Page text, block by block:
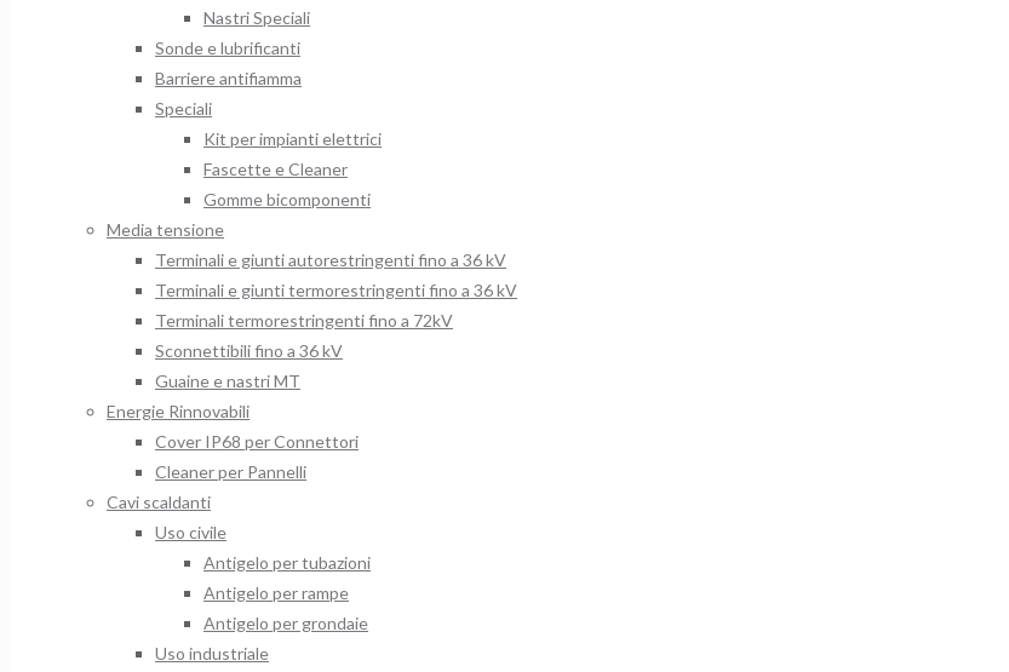
Nastri Speciali
Sonde e lubrificanti
Barriere antifiamma
Speciali
Kit per impianti elettrici
Fascette e Cleaner
Gomme bicomponenti
Media tensione
Terminali e giunti autorestringenti fino a 36 kV
Terminali e giunti termorestringenti fino a 36 kV
Terminali termorestringenti fino a 72kV
Sconnettibili fino a 36 kV
Guaine e nastri MT
Energie Rinnovabili
Cover IP68 per Connettori
Cleaner per Pannelli
Cavi scaldanti
Uso civile
Antigelo per tubazioni
Antigelo per rampe
Antigelo per grondaie
Uso industriale